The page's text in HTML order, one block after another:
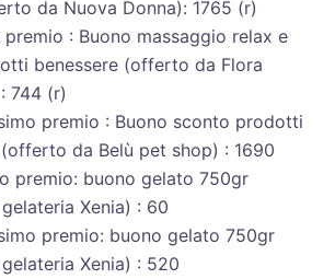
da Nuova Donna): 1765 (r)
premio : Buono massaggio relax e
benessere (offerto da Flora
744 (r)
premio : Buono sconto prodotti
da Belù pet shop) : 1690
premio: buono gelato 750gr
Xenia) : 60
premio: buono gelato 750gr
Xenia) : 520